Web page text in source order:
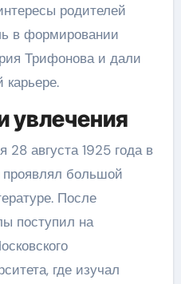
родителей
в формировании
Трифонова и дали
карьере.
увлечения
августа 1925 года в
большой
После
поступил на
где изучал